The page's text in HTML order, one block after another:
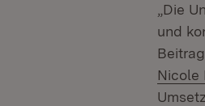
„Die
und
Nicole